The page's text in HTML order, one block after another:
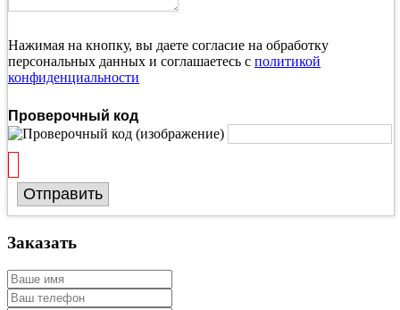
Нажимая на кнопку, вы даете согласие на обработку
персональных данных и соглашаетесь с политикой
конфиденциальности
Проверочный код
Отправить
Заказать